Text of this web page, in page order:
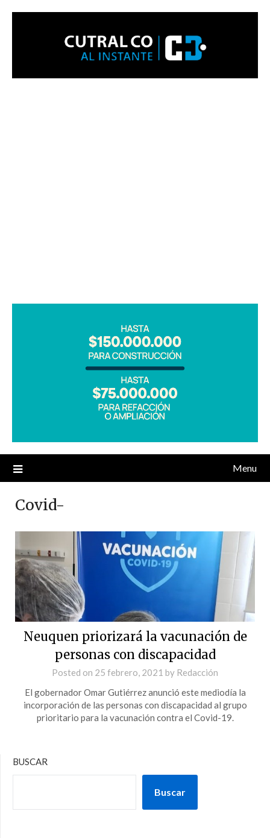
Menu
Covid-
Neuquen priorizará la vacunación de
personas con discapacidad
Posted on 25 febrero, 2021 by Redacción
El gobernador Omar Gutiérrez anunció este mediodía la
incorporación de las personas con discapacidad al grupo
prioritario para la vacunación contra el Covid-19.
BUSCAR
Buscar